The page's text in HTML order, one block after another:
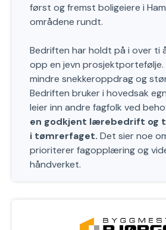
først og fremst boligeiere i
områdene rundt.
Bedriften har holdt på i over ti
opp en jevn
mindre snekkeroppdrag og
Bedriften bruker i hovedsak
leier inn andre fagfolk ved
en godkjent lærebedrift og
i tømrerfaget. Det sier noe
prioriterer fagopplæring og
håndverket.